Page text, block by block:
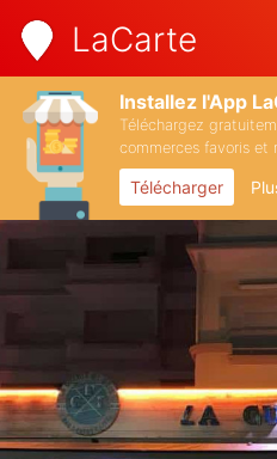
LaCarte
Installez l'App
Téléchargez
commerces favoris et
Télécharger